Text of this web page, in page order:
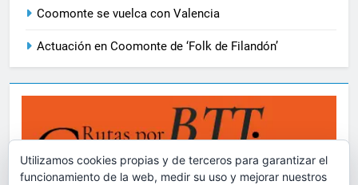
Coomonte se vuelca con Valencia
Actuación en Coomonte de ‘Folk de Filandón’
Utilizamos cookies propias y de terceros para garantizar el
funcionamiento de la web, medir su uso y mejorar nuestros